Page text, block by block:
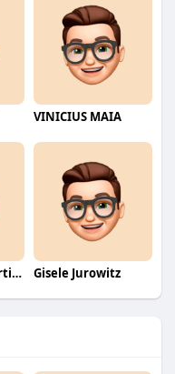
VINICIUS MAIA
leticia Maria bertino Mello de andrade Gisele Jurowitz